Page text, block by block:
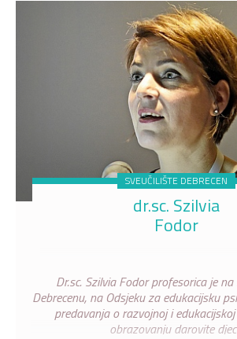
SVEUČILIŠTE DEBRECEN
dr.sc. Szilvia
Fodor
Dr.sc. Szilvia Fodor profesorica je
Debrecenu, na Odsjeku za edukacijsku
predavanja o razvojnoj i
obrazovanju darovite